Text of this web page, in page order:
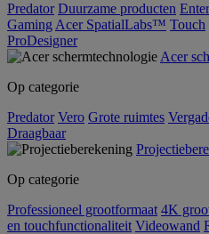
Predator Duurzame producten
Gaming Acer SpatialLabs™ Touch
ProDesigner
Acer
Op categorie
Predator Vero Grote ruimtes
Draagbaar
Op categorie
Professioneel grootformaat 4K
en touchfunctionaliteit Videowand